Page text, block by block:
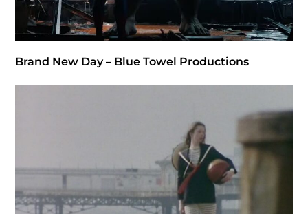
Brand New Day – Blue Towel Productions